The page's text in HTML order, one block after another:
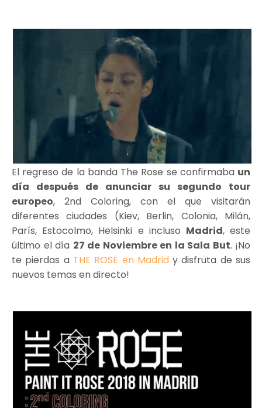
El regreso de la banda The Rose se confirmaba un
día después de anunciar su segundo tour
europeo, 2nd Coloring, con el que visitarán
diferentes ciudades (Kiev, Berlin, Colonia, Milán,
París, Estocolmo, Helsinki e incluso Madrid, este
último el día 27 de Noviembre en la Sala But. ¡No
te pierdas a THE ROSE en Madridy disfruta de sus
nuevos temas en directo!